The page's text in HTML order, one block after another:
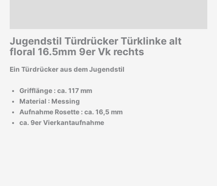
Jugendstil Türdrücker Türklinke alt
floral 16.5mm 9er Vk rechts
Ein Türdrücker aus dem Jugendstil
Grifflänge : ca. 117 mm
Material : Messing
Aufnahme Rosette : ca. 16,5 mm
ca. 9er Vierkantaufnahme